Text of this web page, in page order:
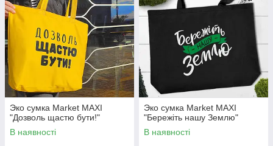
Эко сумка Market MAXI
"Дозволь щастю бути!"
В наявності
Эко сумка Market MAXI
"Бережіть нашу Землю"
В наявності